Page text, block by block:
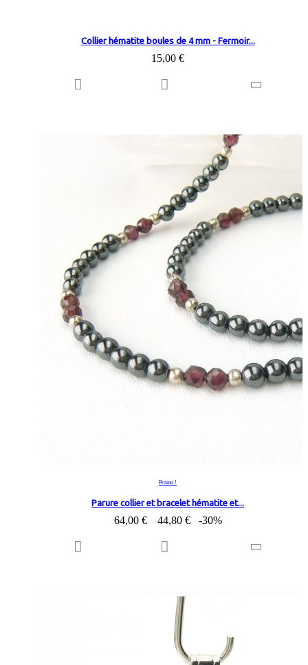
Collier hématite boules de 4 mm - Fermoir...
15,00 €
Promo !
Parure collier et bracelet hématite et...
64,00 € 44,80 € -30%